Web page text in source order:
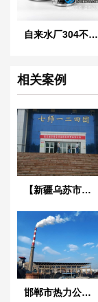
自来水厂304不锈钢橡胶管接头
相关案例
【新疆乌苏市高泉镇兵团124团德隆农场】DN450橡胶接头
邯郸市热力公司中华分公司【选择】耐高温橡胶接头